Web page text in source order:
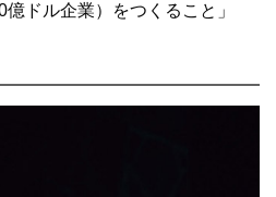
ドル企業）をつくること」